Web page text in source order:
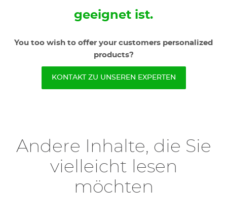
geeignet ist.
You too wish to offer your customers personalized
products?
KONTAKT ZU UNSEREN EXPERTEN
Andere Inhalte, die Sie
vielleicht lesen
möchten